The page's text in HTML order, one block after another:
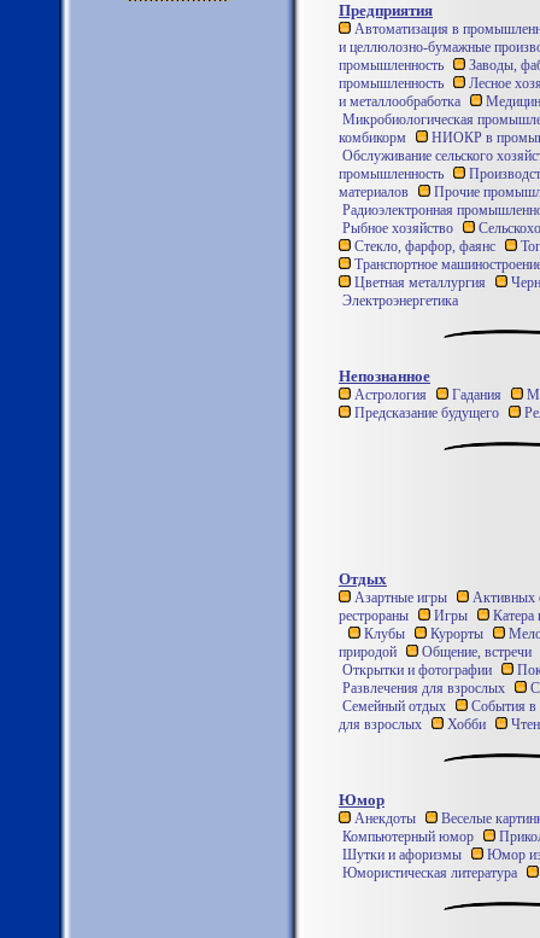
Предприятия
Автоматизация в
и целлюлозно-бумажные
промышленность
Заводы,
промышленность
Лесное
и металлообработка
Микробиологическая
комбикорм
НИОКР в
Обслуживание сельского
промышленность
материалов
Прочие
Радиоэлектронная
Рыбное хозяйство
Стекло, фарфор, фаянс
Транспортное
Цветная металлургия
Электроэнергетика
Непознанное
Астрология Гадания
Предсказание будущего
Отдых
Азартные игры
Активных
рестрораны
Игры
Катера
Клубы
Курорты
природой
Общение, встречи
Открытки и фотографии
Развлечения для взрослых
Семейный отдых
События в
для взрослых
Хобби
Юмор
Анекдоты
Веселые
Компьютерный юмор
Шутки и афоризмы
Юмор
Юмористическая литература